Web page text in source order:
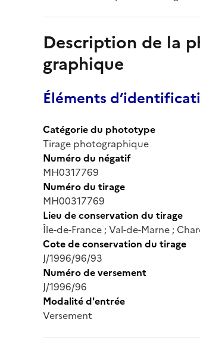
Description de la
graphique
Éléments
Catégorie du phototype
Tirage photographique
Numéro du négatif
MH0317769
Numéro du tirage
MH00317769
Lieu de conservation du tirage
Île-de-France ; Val-de-Marne ;
Cote de conservation du tirage
J/1996/96/93
Numéro de versement
J/1996/96
Modalité d'entrée
Versement